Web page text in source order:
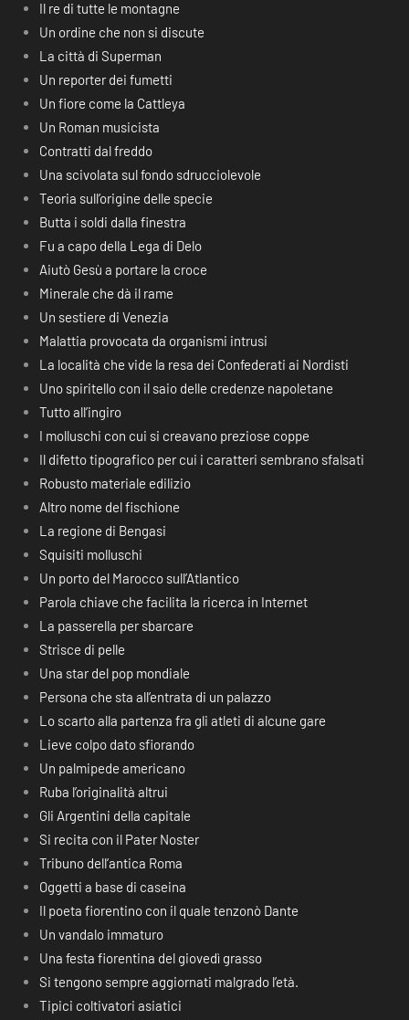
Il re di tutte le montagne
Un ordine che non si discute
La città di Superman
Un reporter dei fumetti
Un fiore come la Cattleya
Un Roman musicista
Contratti dal freddo
Una scivolata sul fondo sdrucciolevole
Teoria sull’origine delle specie
Butta i soldi dalla finestra
Fu a capo della Lega di Delo
Aiutò Gesù a portare la croce
Minerale che dà il rame
Un sestiere di Venezia
Malattia provocata da organismi intrusi
La località che vide la resa dei Confederati ai Nordisti
Uno spiritello con il saio delle credenze napoletane
Tutto all’ingiro
I molluschi con cui si creavano preziose coppe
Il difetto tipografico per cui i caratteri sembrano sfalsati
Robusto materiale edilizio
Altro nome del fischione
La regione di Bengasi
Squisiti molluschi
Un porto del Marocco sull’Atlantico
Parola chiave che facilita la ricerca in Internet
La passerella per sbarcare
Strisce di pelle
Una star del pop mondiale
Persona che sta all’entrata di un palazzo
Lo scarto alla partenza fra gli atleti di alcune gare
Lieve colpo dato sfiorando
Un palmipede americano
Ruba l’originalità altrui
Gli Argentini della capitale
Si recita con il Pater Noster
Tribuno dell’antica Roma
Oggetti a base di caseina
Il poeta fiorentino con il quale tenzonò Dante
Un vandalo immaturo
Una festa fiorentina del giovedì grasso
Si tengono sempre aggiornati malgrado l’età.
Tipici coltivatori asiatici